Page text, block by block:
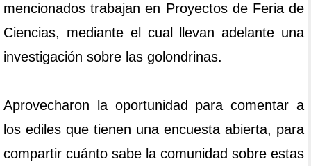
mencionados trabajan en Proyectos de Feria de
Ciencias, mediante el cual llevan adelante una
investigación sobre las golondrinas.
Aprovecharon la oportunidad para comentar a
los ediles que tienen una encuesta abierta, para
compartir cuánto sabe la comunidad sobre estas